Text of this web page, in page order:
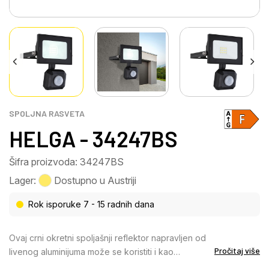
SPOLJNA RASVETA
HELGA - 34247BS
Šifra proizvoda: 34247BS
Lager:
Dostupno u Austriji
Rok isporuke 7 - 15 radnih dana
Ovaj crni okretni spoljašnji reflektor napravljen od
livenog aluminijuma može se koristiti i kao
Pročitaj više